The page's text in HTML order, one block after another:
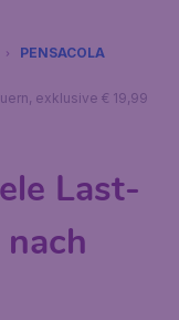
PENSACOLA
exklusive € 19,99
Last-